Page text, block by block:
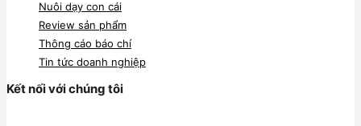
Nuôi dạy con cái
Review sản phẩm
Thông cáo báo chí
Tin tức doanh nghiệp
Kết nối với chúng tôi